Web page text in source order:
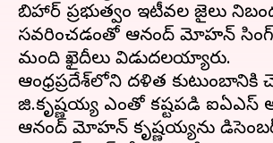
బిహార్ ప్రభుత్వం ఇటీవల జైలు
సవరించడంతో ఆనంద్ మోహన్
మంది ఖైదీలు విడుదలయ్యారు.
ఆంధ్రప్రదేశ్‌లోని దళిత‌ కుటుంబానికి
జి.కృష్ణయ్య ఎంతో కష్టపడి ఐఏఎస్
ఆనంద్ మోహన్ కృష్ణయ్యను